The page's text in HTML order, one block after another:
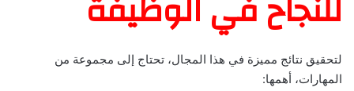
لتحقيق نتائج مميزة في هذا المجال، تحتاج إلى مجموعة من
المهارات، أهمها: